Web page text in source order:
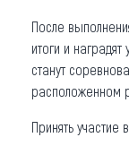
После
итоги и
станут
расположенном
Принять